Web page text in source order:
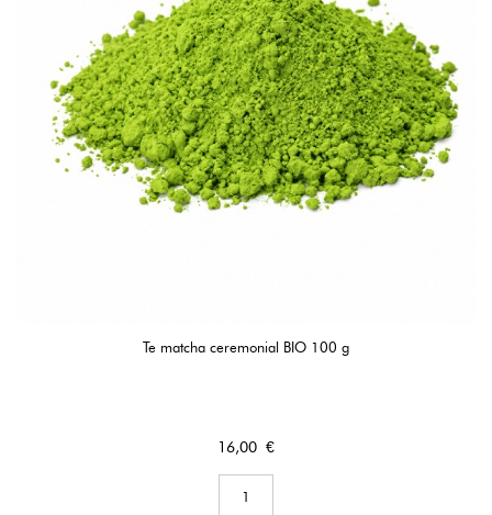
Te matcha ceremonial BIO 100 g
Precio
16,00 €